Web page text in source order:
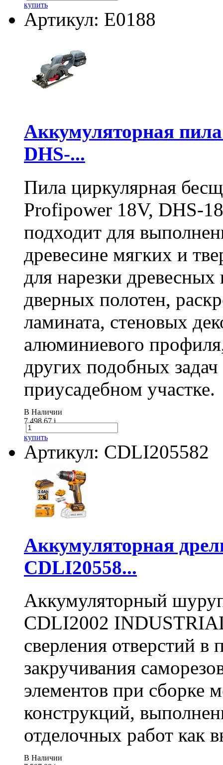
купить
Артикул: E0188
Аккумуляторная
DHS-...
Пила циркулярная
Profipower 18V, DHS-
подходит для
древесине мягких и
для нарезки
дверных полотен,
ламината, стеновых
алюминиевого
других подобных
приусадебном участке.
В Наличии
7 498.67i
купить
Артикул: CDLI205582
Аккумуляторная
CDLI20558...
Аккумуляторный
CDLI2002
сверления отверстий в
закручивания
элементов при сборке
конструкций,
отделочных работ как
В Наличии